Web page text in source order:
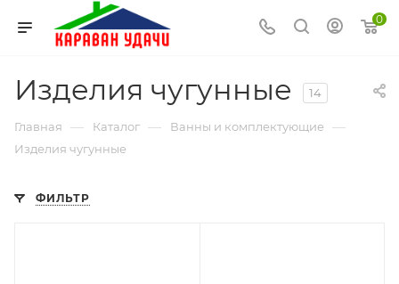
0
Изделия чугунные 14
Главная — Каталог — Ванны и комплектующие —
Изделия чугунные
ФИЛЬТР